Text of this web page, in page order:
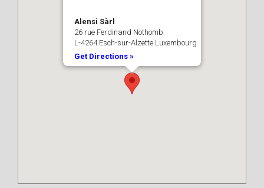
Alensi Sàrl
26 rue Ferdinand Nothomb
L-4264 Esch-sur-Alzette Luxembourg
Get Directions »